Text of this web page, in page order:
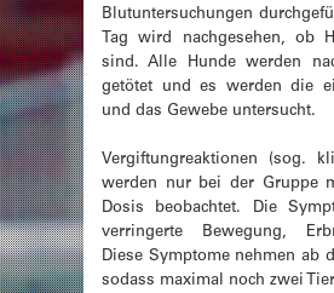
Blutuntersuchungen
Tag wird nachgesehen, ob
sind. Alle Hunde werden
getötet und es werden die
und das Gewebe untersucht.
Vergiftungreaktionen (sog.
werden nur bei der Gruppe
Dosis beobachtet. Die
verringerte Bewegung,
Diese Symptome nehmen ab
sodass maximal noch zwei